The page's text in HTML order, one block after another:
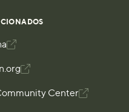


Center